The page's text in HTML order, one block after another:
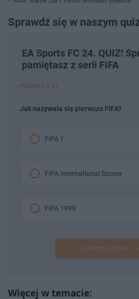
Sprawdź się w naszym
EA Sports FC 24. QUIZ!
pamiętasz z serii FIFA
Pytanie 1 z 11
Jak nazywała się pierwsza FIFA?
FIFA 1
FIFA International Soccer
FIFA 1999
Następne pytanie